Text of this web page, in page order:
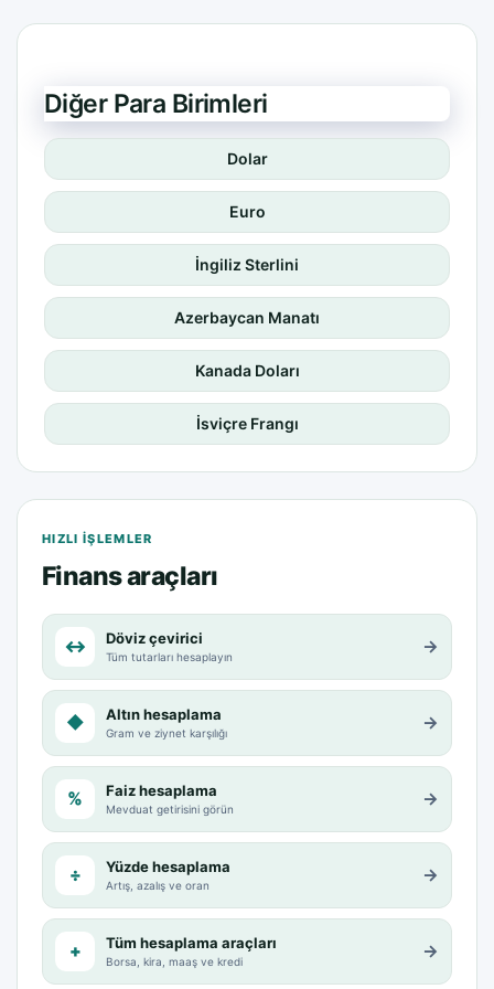
Diğer Para Birimleri
Dolar
Euro
İngiliz Sterlini
Azerbaycan Manatı
Kanada Doları
İsviçre Frangı
HIZLI IŞLEMLER
Finans araçları
↔ Döviz çevirici
Tüm tutarları hesaplayın →
◆ Altın hesaplama
Gram ve ziynet karşılığı →
% Faiz hesaplama
Mevduat getirisini görün →
÷ Yüzde hesaplama
Artış, azalış ve oran →
+ Tüm hesaplama araçları
Borsa, kira, maaş ve kredi →